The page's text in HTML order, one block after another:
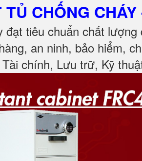
CHỐNG CHÁY
đạt tiêu chuẩn chất
an ninh, bảo hiểm,
chính, Lưu trữ, Kỹ